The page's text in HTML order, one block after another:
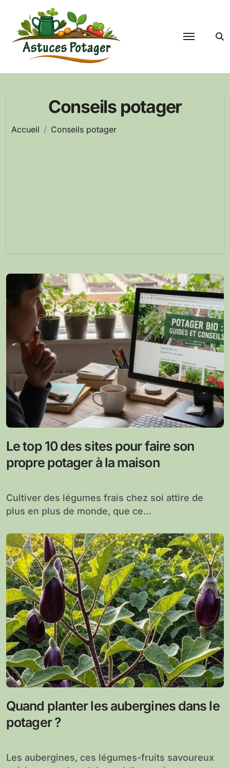
contenu
Conseils potager
Accueil Conseils potager
Le top 10 des sites pour faire son
propre potager à la maison
Cultiver des légumes frais chez soi attire de
plus en plus de monde, que ce...
Quand planter les aubergines dans le
potager ?
Les aubergines, ces légumes-fruits savoureux